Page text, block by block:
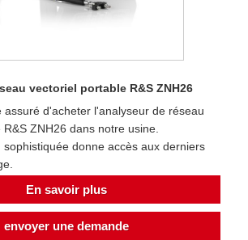
vectoriel portable R&S ZNH26
assuré d'acheter l'analyseur de réseau
ZNH26 dans notre usine.
sophistiquée donne accès aux derniers
En savoir plus
envoyer une demande